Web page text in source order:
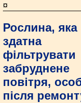
¤
Рослина, яка
здатна
фільтрувати
забруднене
повітря,
після